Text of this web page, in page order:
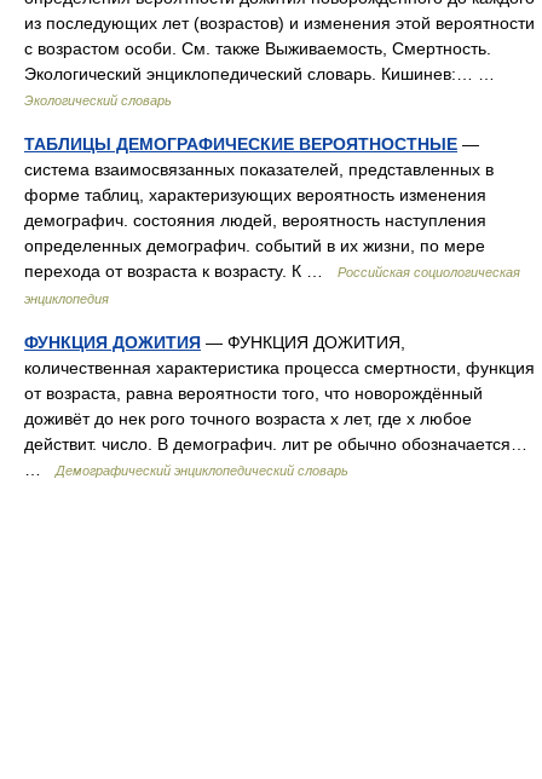
из последующих лет (возрастов) и изменения этой вероятности
с возрастом особи. См. также Выживаемость, Смертность.
Экологический энциклопедический словарь. Кишинев:… …
Экологический словарь
ТАБЛИЦЫ ДЕМОГРАФИЧЕСКИЕ ВЕРОЯТНОСТНЫЕ —
система взаимосвязанных показателей, представленных в
форме таблиц, характеризующих вероятность изменения
демографич. состояния людей, вероятность наступления
определенных демографич. событий в их жизни, по мере
перехода от возраста к возрасту. К …
Российская социологическая
энциклопедия
ФУНКЦИЯ ДОЖИТИЯ — ФУНКЦИЯ ДОЖИТИЯ,
количественная характеристика процесса смертности, функция
от возраста, равна вероятности того, что новорождённый
доживёт до нек рого точного возраста х лет, где х любое
действит. число. В демографич. лит ре обычно обозначается…
Демографический энциклопедический словарь